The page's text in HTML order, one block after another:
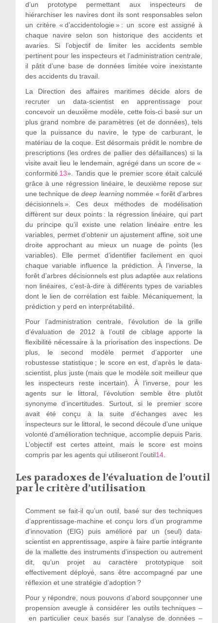
d’un prototype permettant aux inspecteurs de
hiérarchiser les navires dont ils sont responsables selon
un critère « d’accidentologie » : un score est assigné à
chaque navire selon son historique des accidents et
avaries. Si l’objectif de limiter les accidents semble
pertinent pour les inspecteurs et l’administration centrale,
il pâtit d’une base de données limitée voire inexistante
des accidents du travail.
La Direction des affaires maritimes décide alors de
recruter un data-scientist en apprentissage pour
concevoir un deuxième modèle, cette fois-ci basé sur un
plus grand nombre de paramètres (et de données), tels
que la puissance du navire, le type de carburant, le
matériau de la coque. Est désormais prédit le nombre de
prescriptions (les ordres de pallier des défaillances) si la
visite avait lieu le lendemain, agrégé dans un score de «
conformité 13». Tandis que le premier score était calculé
grâce à une régression linéaire, le deuxième repose sur
une technique dedeep learningnommée « forêt d’arbres
décisionnels ». Ces deux méthodes de modélisation
diffèrent sur deux points : la régression linéaire, qui part
du principe qu’il existe une relation linéaire entre les
variables, permet d’obtenir un ajustement affine, soit une
droite approchant au mieux un nuage de points (les
variables). Elle permet d’identifier facilement en quoi
chaque variable influence la prédiction. À l’inverse, la
forêt d’arbres décisionnels est plus adaptée aux relations
non linéaires, c’est-à-dire à différents types de variables
dont le lien de corrélation est faible. Mécaniquement, la
prédiction y perd en interprétabilité.
Pour l’administration centrale, l’évolution de la grille
d’évaluation de 2012 à l’outil de ciblage apporte la
flexibilité nécessaire à la priorisation des inspections. De
plus, le second modèle permet d’apporter une
robustesse statistique ; le score en est, d’après le data-
scientist, plus juste (mais que le modèle soit meilleur que
les inspecteurs reste incertain). À l’inverse, pour les
agents sur le littoral, l’évolution semble être plutôt
synonyme d’incertitudes. Surtout, si le premier score
avait été conçu à la suite d’échanges avec les
inspecteurs sur le littoral, le second découle d’une unique
volonté d’amélioration technique, accomplie depuis Paris.
L’objectif est certes atteint, mais le score est moins
compris par les agents qui utiliseront l’outil14.
Les paradoxes de l’évaluation de l’outil
par le critère d’utilisation
Comment se fait-il qu’un outil, basé sur des techniques
d’apprentissage-machine et conçu lors d’un programme
d’innovation (EIG) puis amélioré par un (seul) data-
scientist en apprentissage, aspire à faire partie intégrante
de la mallette des instruments d’inspection ou autrement
dit, qu’un projet au caractère prototypique soit
effectivement déployé, sans être accompagné par une
réflexion et une stratégie d’adoption ?
Pour y répondre, nous pouvons d’abord soupçonner une
propension aveugle à considérer les outils techniques –
en particulier ceux basés sur l’analyse de données –